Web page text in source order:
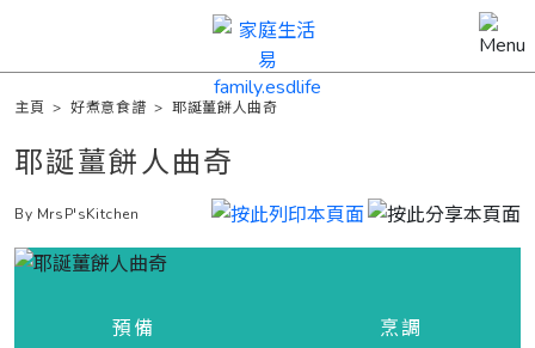
主頁 >好煮意食譜 >耶誕薑餅人曲奇
耶誕薑餅人曲奇
By MrsP'sKitchen
預備
烹調